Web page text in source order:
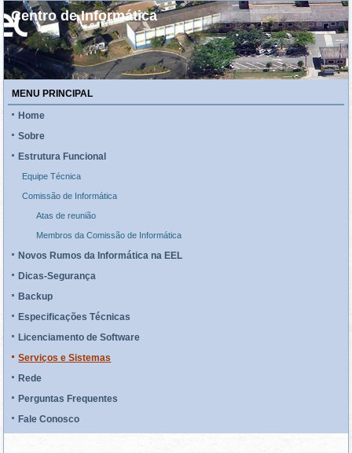
Centro de Informática
MENU PRINCIPAL
Home
Sobre
Estrutura Funcional
Equipe Técnica
Comissão de Informática
Atas de reunião
Membros da Comissão de Informática
Novos Rumos da Informática na EEL
Dicas-Segurança
Backup
Especificações Técnicas
Licenciamento de Software
Serviços e Sistemas
Rede
Perguntas Frequentes
Fale Conosco